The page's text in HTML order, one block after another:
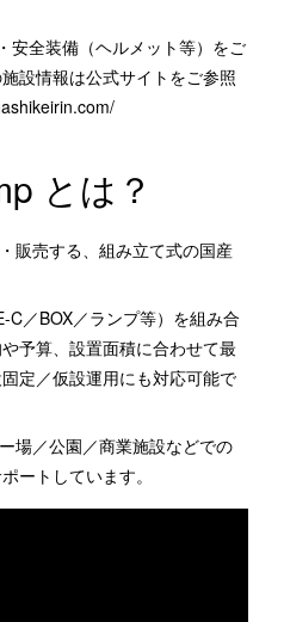
安全装備（ヘルメット等）をご
設情報は公式サイトをご参照
とは？
販売する、組み立て式の国産
C／BOX／ランプ等）を組み合
予算、設置面積に合わせて最
定／仮設運用にも対応可能で
場／公園／商業施設などでの
ートしています。